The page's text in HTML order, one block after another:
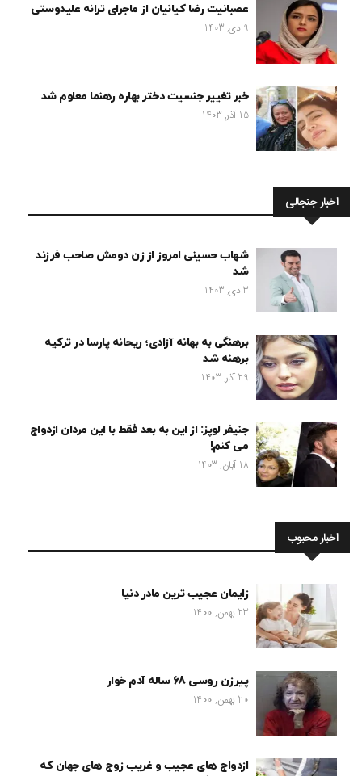
عصبانیت رضا کیانیان از ماجرای ترانه علیدوستی
9 دی, 1403
خبر تغییر جنسیت دختر بهاره رهنما معلوم شد
15 آذر, 1403
اخبار جنجالی
شهاب حسینی امروز از زن دومش صاحب فرزند
شد
3 دی, 1403
برهنگی به بهانه آزادی؛ ریحانه پارسا در ترکیه
برهنه شد
29 آذر, 1403
جنیفر لوپز: از این به بعد فقط با این مردان ازدواج
می کنم!
18 آبان, 1403
اخبار محبوب
زایمان عجیب ترین مادر دنیا
23 بهمن, 1400
پیرزن روسی 68 ساله آدم خوار
20 بهمن, 1400
ازدواج های عجیب و غریب زوج های جهان که